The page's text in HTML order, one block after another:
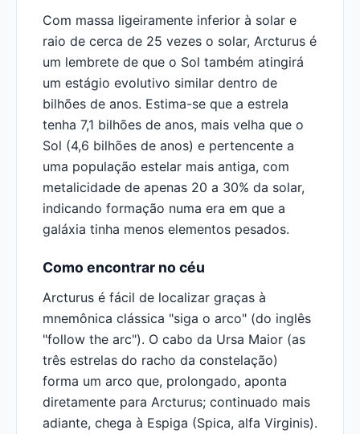
Com massa ligeiramente inferior à solar e
raio de cerca de 25 vezes o solar, Arcturus é
um lembrete de que o Sol também atingirá
um estágio evolutivo similar dentro de
bilhões de anos. Estima-se que a estrela
tenha 7,1 bilhões de anos, mais velha que o
Sol (4,6 bilhões de anos) e pertencente a
uma população estelar mais antiga, com
metalicidade de apenas 20 a 30% da solar,
indicando formação numa era em que a
galáxia tinha menos elementos pesados.
Como encontrar no céu
Arcturus é fácil de localizar graças à
mnemônica clássica "siga o arco" (do inglês
"follow the arc"). O cabo da Ursa Maior (as
três estrelas do racho da constelação)
forma um arco que, prolongado, aponta
diretamente para Arcturus; continuado mais
adiante, chega à Espiga (Spica, alfa Virginis).